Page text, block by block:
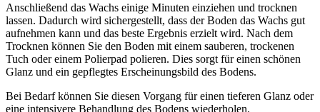
Anschließend das Wachs einige Minuten einziehen und trocknen
lassen. Dadurch wird sichergestellt, dass der Boden das Wachs gut
aufnehmen kann und das beste Ergebnis erzielt wird. Nach dem
Trocknen können Sie den Boden mit einem sauberen, trockenen
Tuch oder einem Polierpad polieren. Dies sorgt für einen schönen
Glanz und ein gepflegtes Erscheinungsbild des Bodens.
Bei Bedarf können Sie diesen Vorgang für einen tieferen Glanz oder
eine intensivere Behandlung des Bodens wiederholen.